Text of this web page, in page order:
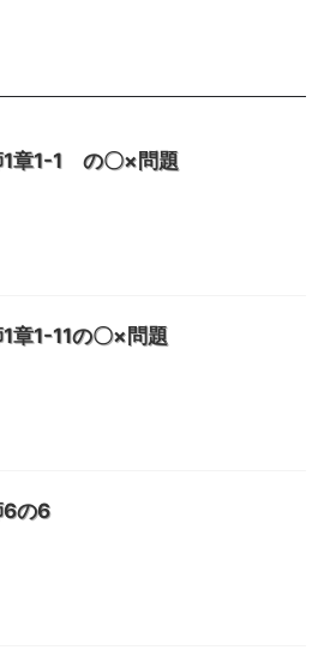
1章1-1 の〇×問題
章1-11の〇×問題
6の6